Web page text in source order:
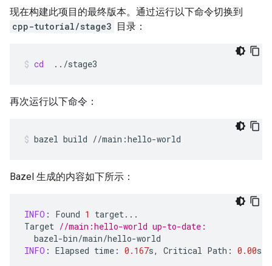
现在构建此项目的最终版本。通过运行以下命令切换到
cpp-tutorial/stage3 目录：
cd ../stage3
再次运行以下命令：
bazel build //main:hello-world
Bazel 生成的内容如下所示：
INFO : Found 1 target...
Target //main:hello-world up-to-date:
bazel-bin/main/hello-world
INFO : Elapsed time : 0.167s, Critical Path : 0.00s